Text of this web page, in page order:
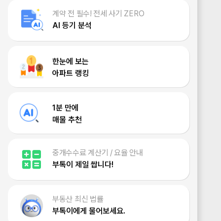
계약 전 필수! 전세 사기 ZERO
AI 등기 분석
한눈에 보는
아파트 랭킹
1분 만에
매물 추천
중개수수료 계산기 / 요율 안내
부톡이 제일 쌉니다!
부동산 최신 법률
부톡이에게 물어보세요.